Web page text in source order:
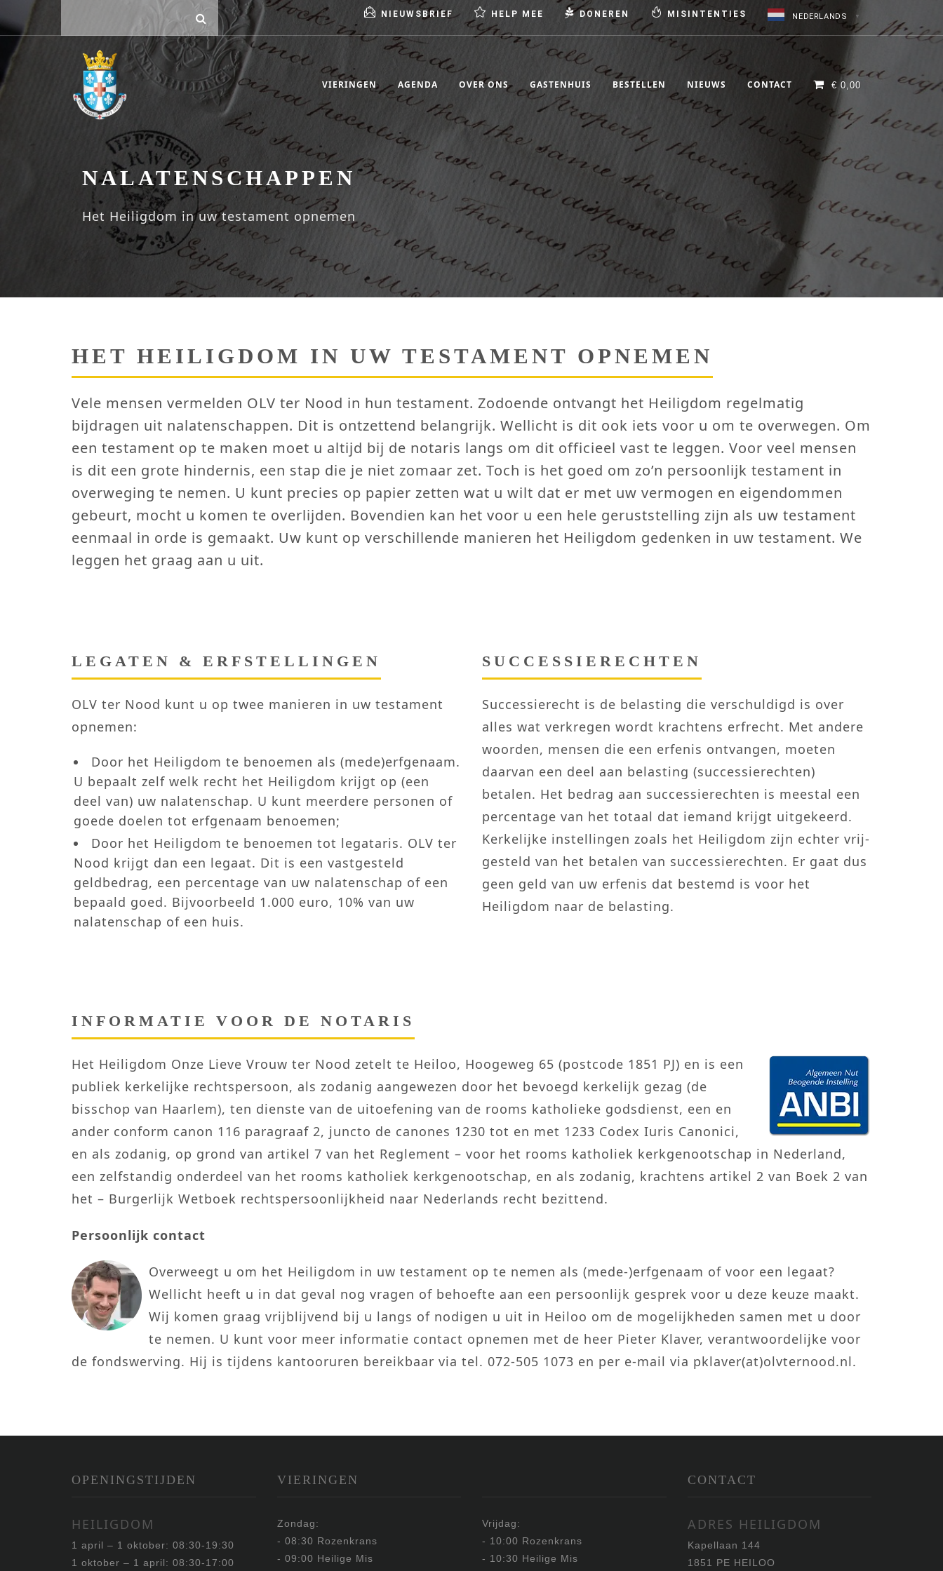
NIEUWSBRIEF HELP MEE DONEREN MISINTENTIES NEDERLANDS ▼
VIERINGEN AGENDA OVER ONS GASTENHUIS BESTELLEN NIEUWS CONTACT € 0,00
NALATENSCHAPPEN
Het Heiligdom in uw testament opnemen
HET HEILIGDOM IN UW TESTAMENT OPNEMEN
Vele mensen vermelden OLV ter Nood in hun testament. Zodoende ontvangt het Heiligdom regelmatig
bijdragen uit nalatenschappen. Dit is ontzettend belangrijk. Wellicht is dit ook iets voor u om te overwegen. Om
een testament op te maken moet u altijd bij de notaris langs om dit officieel vast te leggen. Voor veel mensen
is dit een grote hindernis, een stap die je niet zomaar zet. Toch is het goed om zo’n persoonlijk testament in
overweging te nemen. U kunt precies op papier zetten wat u wilt dat er met uw vermogen en eigendommen
gebeurt, mocht u komen te overlijden. Bovendien kan het voor u een hele geruststelling zijn als uw testament
eenmaal in orde is gemaakt. Uw kunt op verschillende manieren het Heiligdom gedenken in uw testament. We
leggen het graag aan u uit.
LEGATEN & ERFSTELLINGEN
OLV ter Nood kunt u op twee manieren in uw testament
opnemen:
Door het Heiligdom te benoemen als (mede)erfgenaam.
U bepaalt zelf welk recht het Heiligdom krijgt op (een
deel van) uw nalatenschap. U kunt meerdere personen of
goede doelen tot erfgenaam benoemen;
Door het Heiligdom te benoemen tot legataris. OLV ter
Nood krijgt dan een legaat. Dit is een vastgesteld
geldbedrag, een percentage van uw nalatenschap of een
bepaald goed. Bijvoorbeeld 1.000 euro, 10% van uw
nalatenschap of een huis.
SUCCESSIERECHTEN
Successie­recht is de belas­ting die ver­schul­digd is over
alles wat verkregen wordt krachtens erf­recht. Met andere
woor­den, mensen die een erfenis ont­van­gen, moeten
daar­van een deel aan belas­ting (successie­rechten)
betalen. Het bedrag aan successie­rechten is meestal een
percentage van het totaal dat iemand krijgt uit­ge­keerd.
Ker­ke­lijke in­stel­lingen zoals het Heiligdom zijn echter vrij­
ge­steld van het betalen van successie­rechten. Er gaat dus
geen geld van uw erfenis dat bestemd is voor het
Heiligdom naar de belas­ting.
INFORMATIE VOOR DE NOTARIS
Het Heiligdom Onze Lieve Vrouw ter Nood zetelt te Heiloo, Hoogeweg 65 (postcode 1851 PJ) en is een
publiek kerkelijke rechtspersoon, als zodanig aangewezen door het bevoegd kerkelijk gezag (de
bisschop van Haarlem), ten dienste van de uitoefening van de rooms katholieke godsdienst, een en
ander conform canon 116 paragraaf 2, juncto de canones 1230 tot en met 1233 Codex Iuris Canonici,
en als zodanig, op grond van artikel 7 van het Reglement – voor het rooms katholiek kerkgenootschap in Nederland,
een zelfstandig onderdeel van het rooms katholiek kerkgenootschap, en als zodanig, krachtens artikel 2 van Boek 2 van
het – Burgerlijk Wetboek rechtspersoonlijkheid naar Nederlands recht bezittend.
Persoonlijk contact
Overweegt u om het Heiligdom in uw testament op te nemen als (mede-)erfgenaam of voor een legaat?
Wellicht heeft u in dat geval nog vragen of behoefte aan een persoonlijk gesprek voor u deze keuze maakt.
Wij komen graag vrijblijvend bij u langs of nodigen u uit in Heiloo om de mogelijkheden samen met u door
te nemen. U kunt voor meer informatie contact opnemen met de heer Pieter Klaver, verantwoordelijke voor
de fondswerving. Hij is tijdens kantooruren bereikbaar via tel. 072-505 1073 en per e-mail via pklaver(at)olvternood.nl.
OPENINGSTIJDEN
HEILIGDOM
1 april – 1 oktober: 08:30-19:30
1 oktober – 1 april: 08:30-17:00
VIERINGEN
Zondag:
- 08:30 Rozenkrans
- 09:00 Heilige Mis
Vrijdag:
- 10:00 Rozenkrans
- 10:30 Heilige Mis
CONTACT
ADRES HEILIGDOM
Kapellaan 144
1851 PE HEILOO